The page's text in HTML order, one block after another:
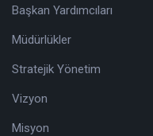
Başkan Yardımcıları
Müdürlükler
Stratejik Yönetim
Vizyon
Misyon